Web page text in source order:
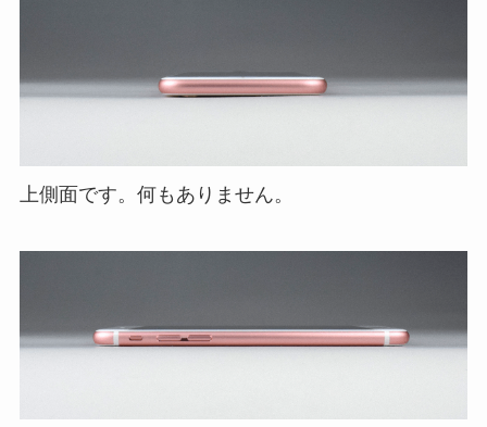
上側面です。何もありません。